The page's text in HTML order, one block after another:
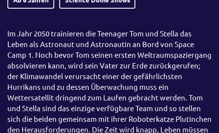
Im Jahr 2050 trainieren die Teenager Tom und Stella das
Leben als Astronaut und Astronautin an Bord von Space
Camp 1. Noch bevor Tom seinen ersten Weltraumspaziergang
absolvieren kann, wird sein Vater zur Erde zurückgerufen;
der Klimawandel verursacht einer der gefährlichsten
Hurrikans und zu dessen Überwachung muss ein
Wettersatellit dringend zum Laufen gebracht werden. Tom
und Stella sind das einzige verfügbare Team und so stellen
sich die beiden gemeinsam mit ihrer Roboterkatze Plutinchen
den Herausforderungen. Die Zeit wird knapp, Leben müssen